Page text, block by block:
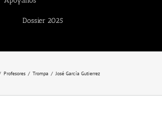
Dossier 2025
Profesores Trompa José García Gutierrez